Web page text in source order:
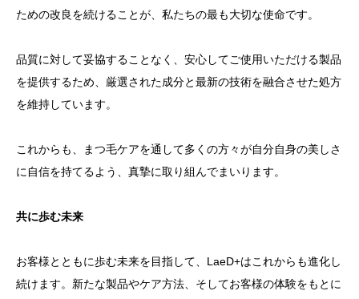
ための改良を続けることが、私たちの最も大切な使命です。
品質に対して妥協することなく、安心してご使用いただける製品
を提供するため、厳選された成分と最新の技術を融合させた処方
を維持しています。
これからも、まつ毛ケアを通して多くの方々が自分自身の美しさ
に自信を持てるよう、真摯に取り組んでまいります。
共に歩む未来
お客様とともに歩む未来を目指して、LaeD+はこれからも進化し
続けます。新たな製品やケア方法、そしてお客様の体験をもとに